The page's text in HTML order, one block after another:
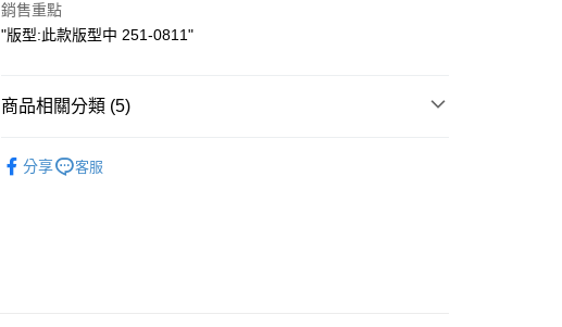
街口支付
Google Pay
銷售重點
"版型:此款版型中 251-0811"
商品相關分類 (5)
分享 客服